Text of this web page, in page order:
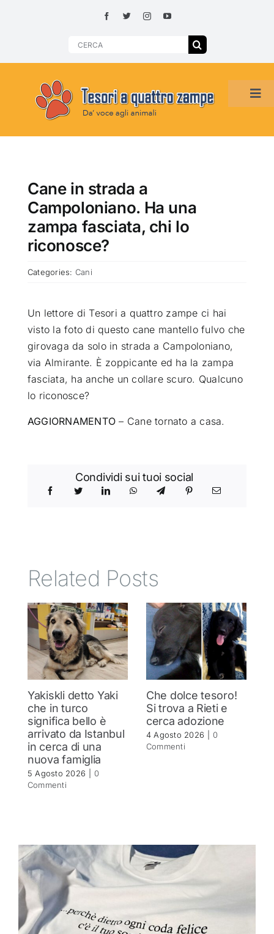
Search
HOME
SMARRITI O DA ADOTTARE
VIDEO
CHI SIAMO
RUBRICHE
Cane in strada a
Campoloniano. Ha una
zampa fasciata, chi lo
riconosce?
Categories: Cani
Un lettore di Tesori a quattro zampe ci hai
visto la foto di questo cane mantello fulvo che
girovaga da solo in strada a Campoloniano,
via Almirante. È zoppicante ed ha la zampa
fasciata, ha anche un collare scuro. Qualcuno
lo riconosce?
AGGIORNAMENTO – Cane tornato a casa.
Condividi sui tuoi social
Related Posts
Yakiskli detto Yaki
che in turco
significa bello è
arrivato da Istanbul
in cerca di una
nuova famiglia
5 Agosto 2026
0
Commenti
Che dolce tesoro!
Si trova a Rieti e
cerca adozione
4 Agosto 2026
0
Commenti